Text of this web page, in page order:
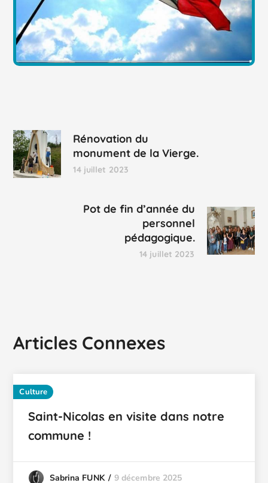
Rénovation du
monument de la Vierge.
14 juillet 2023
Pot de fin d’année du
personnel
pédagogique.
14 juillet 2023
Articles Connexes
Culture
Saint-Nicolas en visite dans notre
commune !
Sabrina FUNK 9 décembre 2025